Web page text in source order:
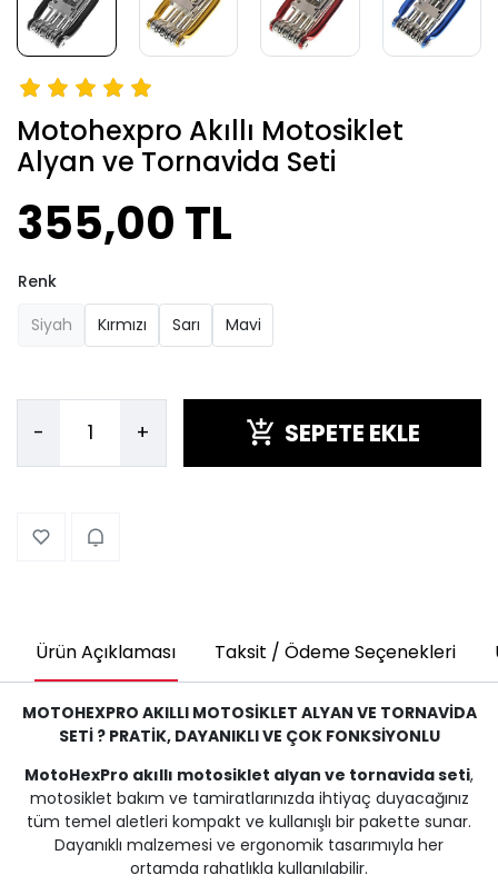
Motohexpro Akıllı Motosiklet
Alyan ve Tornavida Seti
355,00 TL
Renk
Siyah
Kırmızı Sarı Mavi
- + SEPETE EKLE
Ürün Açıklaması Taksit / Ödeme Seçenekleri
MOTOHEXPRO AKILLI MOTOSİKLET ALYAN VE TORNAVİDA
SETİ ? PRATİK, DAYANIKLI VE ÇOK FONKSİYONLU
MotoHexPro akıllı motosiklet alyan ve tornavida seti,
motosiklet bakım ve tamiratlarınızda ihtiyaç duyacağınız
tüm temel aletleri kompakt ve kullanışlı bir pakette sunar.
Dayanıklı malzemesi ve ergonomik tasarımıyla her
ortamda rahatlıkla kullanılabilir.